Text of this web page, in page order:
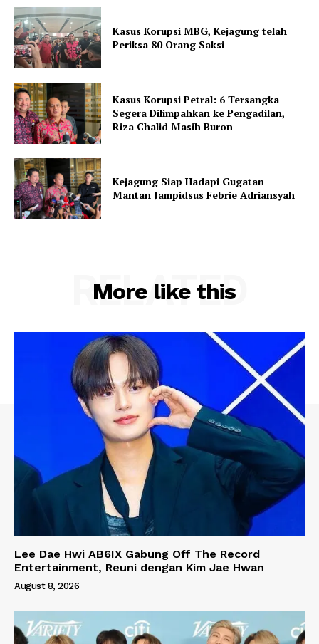
Kasus Korupsi MBG, Kejagung telah
Periksa 80 Orang Saksi
Kasus Korupsi Petral: 6 Tersangka
Segera Dilimpahkan ke Pengadilan,
Riza Chalid Masih Buron
Kejagung Siap Hadapi Gugatan
Mantan Jampidsus Febrie Adriansyah
More like this
RELATED
Lee Dae Hwi AB6IX Gabung Off The Record
Entertainment, Reuni dengan Kim Jae Hwan
August 8, 2026